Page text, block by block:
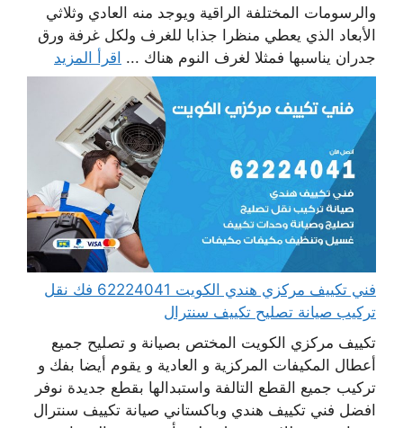
والرسومات المختلفة الراقية ويوجد منه العادي وثلاثي
الأبعاد الذي يعطي منظرا جذابا للغرف ولكل غرفة ورق
جدران يناسبها فمثلا لغرف النوم هناك ... اقرأ المزيد
فني تكييف مركزي هندي الكويت 62224041 فك نقل
تركيب صيانة تصليح تكييف سنترال
تكييف مركزي الكويت المختص بصيانة و تصليح جميع
أعطال المكيفات المركزية و العادية و يقوم أيضا بفك و
تركيب جميع القطع التالفة واستبدالها بقطع جديدة نوفر
افضل فني تكييف هندي وباكستاني صيانة تكييف سنترال